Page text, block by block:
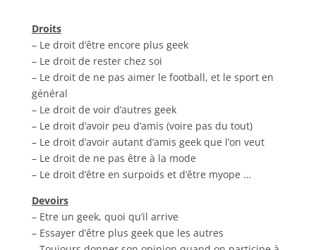
Droits
– Le droit d’être encore plus geek
– Le droit de rester chez soi
– Le droit de ne pas aimer le football, et le sport en
général
– Le droit de voir d’autres geek
– Le droit d’avoir peu d’amis (voire pas du tout)
– Le droit d’avoir autant d’amis geek que l’on veut
– Le droit de ne pas être à la mode
– Le droit d’être en surpoids et d’être myope …
Devoirs
– Etre un geek, quoi qu’il arrive
– Essayer d’être plus geek que les autres